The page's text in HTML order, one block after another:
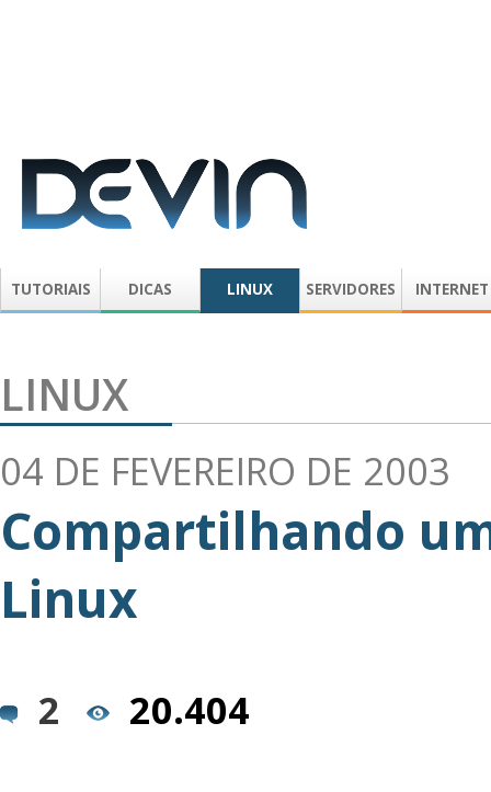
TUTORIAIS DICAS LINUX SERVIDORES INTERNET
LINUX
04 DE FEVEREIRO DE 2003
Compartilhando
Linux
2 20.404